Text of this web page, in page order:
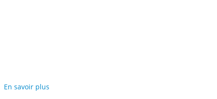
En savoir plus